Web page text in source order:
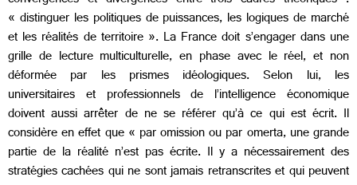
« distinguer les politiques de puissances, les logiques de marché
et les réalités de territoire ». La France doit s’engager dans une
grille de lecture multiculturelle, en phase avec le réel, et non
déformée par les prismes idéologiques. Selon lui, les
universitaires et professionnels de l’intelligence économique
doivent aussi arrêter de ne se référer qu’à ce qui est écrit. Il
considère en effet que « par omission ou par omerta, une grande
partie de la réalité n’est pas écrite. Il y a nécessairement des
stratégies cachées qui ne sont jamais retranscrites et qui peuvent